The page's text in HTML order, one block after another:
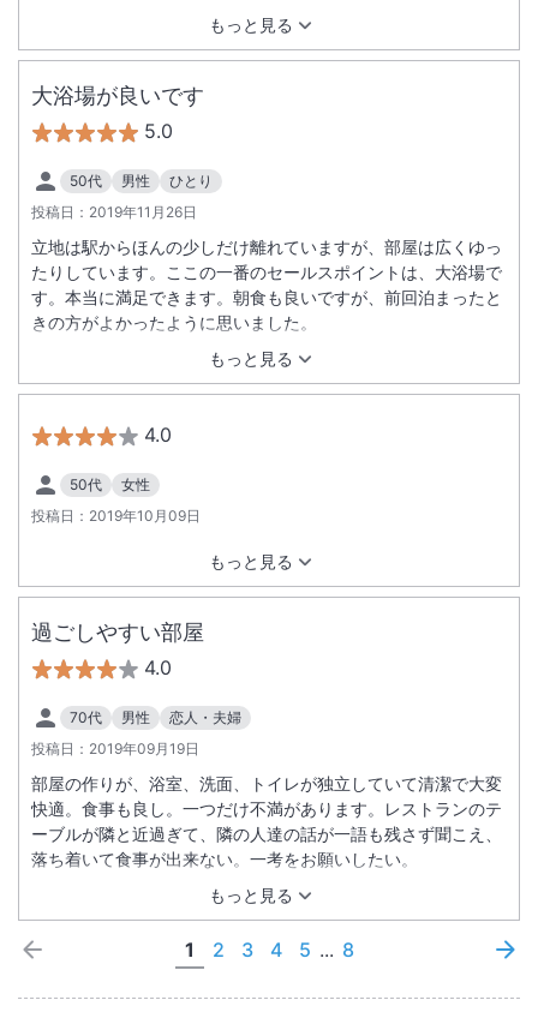
もっと見る
大浴場が良いです
5.0
50代 男性
ひとり
投稿日： 2019年11月26日
もっと見る
立地は駅からほんの少しだけ離れていますが、部屋は広くゆっ
たりしています。ここの一番のセールスポイントは、大浴場で
す。本当に満足できます。朝食も良いですが、前回泊まったと
きの方がよかったように思いました。
4.0
50代
女性
投稿日： 2019年10月09日
もっと見る
過ごしやすい部屋
4.0
70代 男性
恋人・夫婦
投稿日： 2019年09月19日
もっと見る
部屋の作りが、浴室、洗面、トイレが独立していて清潔で大変
快適。食事も良し。一つだけ不満があります。レストランのテ
ーブルが隣と近過ぎて、隣の人達の話が一語も残さず聞こえ、
落ち着いて食事が出来ない。一考をお願いしたい。
1 2 3 4 5 ... 8